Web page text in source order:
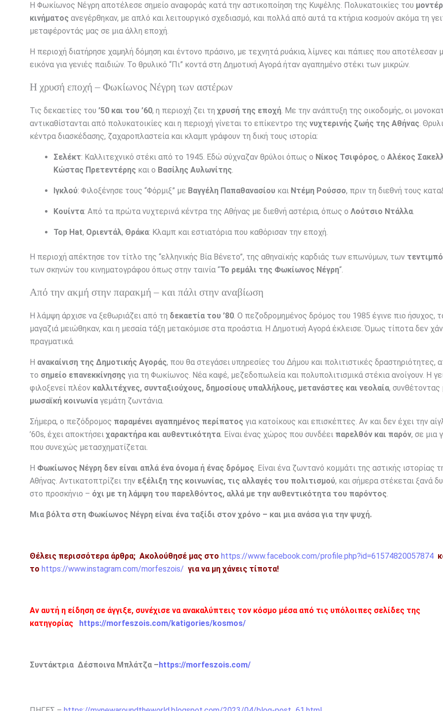
Η Φωκίωνος Νέγρη αποτέλεσε σημείο αναφοράς κατά την αστικοποίηση της Κυψέλης. Πολυκατοικίες του
κινήματος ανεγέρθηκαν, με απλό και λειτουργικό σχεδιασμό, και πολλά από αυτά τα κτήρια κοσμούν ακόμα τη
μεταφέροντάς μας σε μια άλλη εποχή.
Η περιοχή διατήρησε χαμηλή δόμηση και έντονο πράσινο, με τεχνητά ρυάκια, λίμνες και πάπιες που αποτέλεσαν
εικόνα για γενιές παιδιών. Το θρυλικό “Πι” κοντά στη Δημοτική Αγορά ήταν αγαπημένο στέκι των μικρών.
Η χρυσή εποχή – Φωκίωνος Νέγρη των αστέρων
Τις δεκαετίες του ’50 και του ’60, η περιοχή ζει τη χρυσή της εποχή. Με την ανάπτυξη της οικοδομής, οι
αντικαθίστανται από πολυκατοικίες και η περιοχή γίνεται το επίκεντρο της νυχτερινής ζωής της Αθήνας.
κέντρα διασκέδασης, ζαχαροπλαστεία και κλαμπ γράφουν τη δική τους ιστορία:
Σελέκτ: Καλλιτεχνικό στέκι από το 1945. Εδώ σύχναζαν θρύλοι όπως ο Νίκος Τσιφόρος, ο Αλέκος
Κώστας Πρετεντέρης και ο Βασίλης Αυλωνίτης.
Ιγκλού: Φιλοξένησε τους “Φόρμιξ” με Βαγγέλη Παπαθανασίου και Ντέμη Ρούσσο, πριν τη διεθνή τους
Κουίντα: Από τα πρώτα νυχτερινά κέντρα της Αθήνας με διεθνή αστέρια, όπως ο Λούτσιο Ντάλλα.
Top Hat, Οριεντάλ, Θράκα: Κλαμπ και εστιατόρια που καθόρισαν την εποχή.
Η περιοχή απέκτησε τον τίτλο της “ελληνικής Βία Βένετο”, της αθηναϊκής καρδιάς των επωνύμων, των
των σκηνών του κινηματογράφου όπως στην ταινία “Το ρεμάλι της Φωκίωνος Νέγρη“.
Από την ακμή στην παρακμή – και πάλι στην αναβίωση
Η λάμψη άρχισε να ξεθωριάζει από τη δεκαετία του ’80. Ο πεζοδρομημένος δρόμος του 1985 έγινε πιο ήσυχος,
μαγαζιά μειώθηκαν, και η μεσαία τάξη μετακόμισε στα προάστια. Η Δημοτική Αγορά έκλεισε. Όμως τίποτα δεν
πραγματικά.
Η ανακαίνιση της Δημοτικής Αγοράς, που θα στεγάσει υπηρεσίες του Δήμου και πολιτιστικές δραστηριότητες,
το σημείο επανεκκίνησης για τη Φωκίωνος. Νέα καφέ, μεζεδοπωλεία και πολυπολιτισμικά στέκια ανοίγουν. Η
φιλοξενεί πλέον καλλιτέχνες, συνταξιούχους, δημοσίους υπαλλήλους, μετανάστες και νεολαία, συνθέτοντας
μωσαϊκή κοινωνία γεμάτη ζωντάνια.
Σήμερα, ο πεζόδρομος παραμένει αγαπημένος περίπατος για κατοίκους και επισκέπτες. Αν και δεν έχει την
’60s, έχει αποκτήσει χαρακτήρα και αυθεντικότητα. Είναι ένας χώρος που συνδέει παρελθόν και παρόν, σε μια
που συνεχώς μετασχηματίζεται.
Η Φωκίωνος Νέγρη δεν είναι απλά ένα όνομα ή ένας δρόμος. Είναι ένα ζωντανό κομμάτι της αστικής ιστορίας
Αθήνας. Αντικατοπτρίζει την εξέλιξη της κοινωνίας, τις αλλαγές του πολιτισμού, και σήμερα στέκεται ξανά
στο προσκήνιο – όχι με τη λάμψη του παρελθόντος, αλλά με την αυθεντικότητα του παρόντος.
Μια βόλτα στη Φωκίωνος Νέγρη είναι ένα ταξίδι στον χρόνο – και μια ανάσα για την ψυχή.
Θέλεις περισσότερα άρθρα; Ακολούθησέ μας στο https://www.facebook.com/profile.php?id=61574820057874
το https://www.instagram.com/morfeszois/ για να μη χάνεις τίποτα!
Αν αυτή η είδηση σε άγγιξε, συνέχισε να ανακαλύπτεις τον κόσμο μέσα από τις υπόλοιπες σελίδες της
κατηγορίας
https://morfeszois.com/katigories/kosmos/
Συντάκτρια Δέσποινα Μπλάτζα – https://morfeszois.com/